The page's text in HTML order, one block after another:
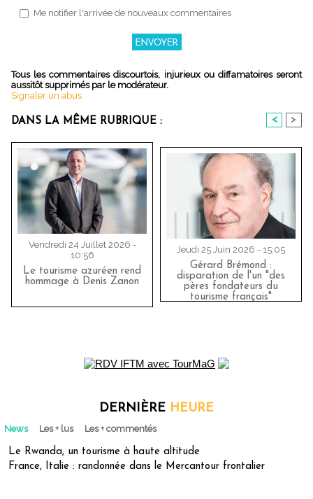
Me notifier l'arrivée de nouveaux commentaires
Tous les commentaires discourtois, injurieux ou diffamatoires seront
aussitôt supprimés par le modérateur.
Signaler un abus
DANS LA MÊME RUBRIQUE : < >
Vendredi 24 Juillet 2026 -
10:56
Le tourisme azuréen rend
hommage à Denis Zanon
Jeudi 25 Juin 2026 - 15:05
Gérard Brémond :
disparation de l'un "des
pères fondateurs du
tourisme français"
DERNIÈRE HEURE
News Les + lus Les + commentés
Le Rwanda, un tourisme à haute altitude
France, Italie : randonnée dans le Mercantour frontalier